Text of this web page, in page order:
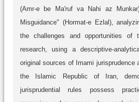
(Amr-e be Ma'ruf va Nahi az
Misguidance" (Hormat-e Ezlal),
the challenges and opportunities of
research, using a descriptive-
original sources of Imami jurisprudence
the Islamic Republic of Iran,
jurisprudential rules possess